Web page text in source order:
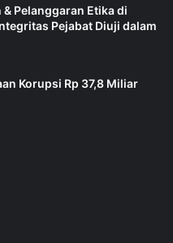
Pelanggaran Etika di
Pejabat Diuji dalam
Korupsi Rp 37,8 Miliar